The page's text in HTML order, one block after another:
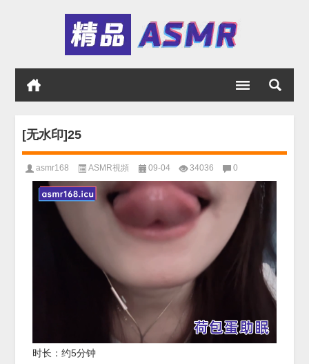
[无水印]25
asmr168 ASMR視頻 09-04 34036 0
时长：约5分钟